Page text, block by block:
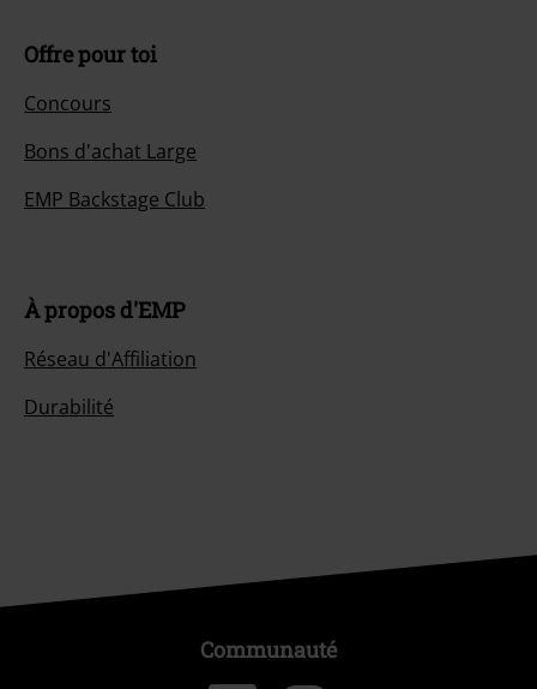
Offre pour toi
Concours
Bons d'achat Large
EMP Backstage Club
À propos d'EMP
Réseau d'Affiliation
Durabilité
Communauté